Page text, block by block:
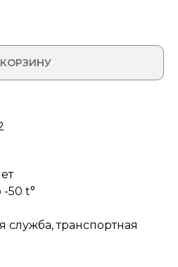
-50 t°
служба, транспортная